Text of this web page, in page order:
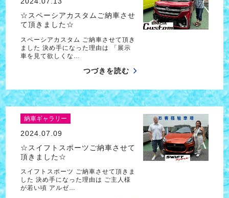
☆スペーシアカスタムご納車させ
て頂きました☆
スペーシアカスタム ご納車させて頂き
ました 決め手になった理由は 「展示
車を見て欲しくな…
つづきを読む
納車ギャラリー
2024.07.09
☆スイフトスポーツご納車させて
頂きました☆
スイフトスポーツ ご納車させて頂きま
した 決め手になった理由は ご主人様
が若い頃 アルゼ…